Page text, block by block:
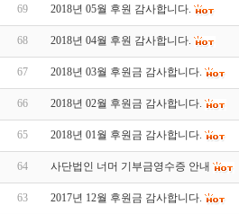
69 2018년 05월 후원 감사합니다.
68 2018년 04월 후원 감사합니다.
67 2018년 03월 후원금 감사합니다.
66 2018년 02월 후원금 감사합니다.
65 2018년 01월 후원금 감사합니다.
64 사단법인 너머 기부금영수증 안내
63 2017년 12월 후원금 감사합니다.